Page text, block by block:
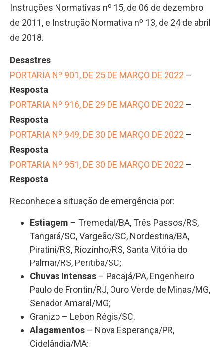
Instruções Normativas nº 15, de 06 de dezembro
de 2011, e Instrução Normativa nº 13, de 24 de abril
de 2018.
Desastres
PORTARIA Nº 901, DE 25 DE MARÇO DE 2022 –
Resposta
PORTARIA Nº 916, DE 29 DE MARÇO DE 2022 –
Resposta
PORTARIA Nº 949, DE 30 DE MARÇO DE 2022 –
Resposta
PORTARIA Nº 951, DE 30 DE MARÇO DE 2022 –
Resposta
Reconhece a situação de emergência por:
Estiagem – Tremedal/BA, Três Passos/RS,
Tangará/SC, Vargeão/SC, Nordestina/BA,
Piratini/RS, Riozinho/RS, Santa Vitória do
Palmar/RS, Peritiba/SC;
Chuvas Intensas – Pacajá/PA, Engenheiro
Paulo de Frontin/RJ, Ouro Verde de Minas/MG,
Senador Amaral/MG;
Granizo – Lebon Régis/SC.
Alagamentos – Nova Esperança/PR,
Cidelândia/MA;